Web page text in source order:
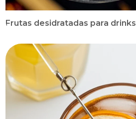
Frutas desidratadas para drinks